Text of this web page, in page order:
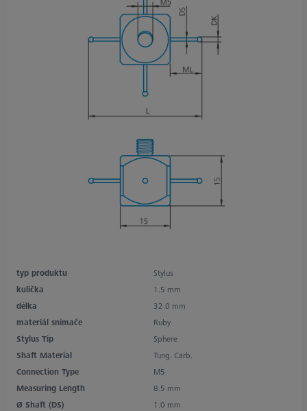
typ produktu
Stylus
kulička
1.5 mm
délka
32.0 mm
materiál snímače
Ruby
Stylus Tip
Sphere
Shaft Material
Tung. Carb.
Connection Type
M5
Measuring Length
8.5 mm
Ø Shaft (DS)
1.0 mm